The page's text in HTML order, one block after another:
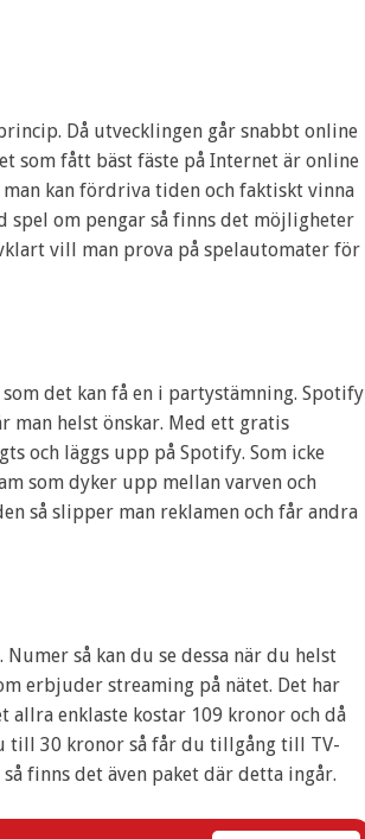
Då utvecklingen går snabbt online
som fått bäst fäste på Internet är online
kan fördriva tiden och faktiskt vinna
spel om pengar så finns det möjligheter
vill man prova på spelautomater för
det kan få en i partystämning. Spotify
man helst önskar. Med ett gratis
och läggs upp på Spotify. Som icke
som dyker upp mellan varven och
så slipper man reklamen och får andra
så kan du se dessa när du helst
erbjuder streaming på nätet. Det har
allra enklaste kostar 109 kronor och då
till 30 kronor så får du tillgång till TV-
finns det även paket där detta ingår.